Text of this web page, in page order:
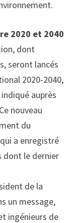
2020 et 2040
dont
seront lancés
2020-2040,
auprès
nouveau
du
a enregistré
dont le dernier
de la
un message,
ingénieurs de